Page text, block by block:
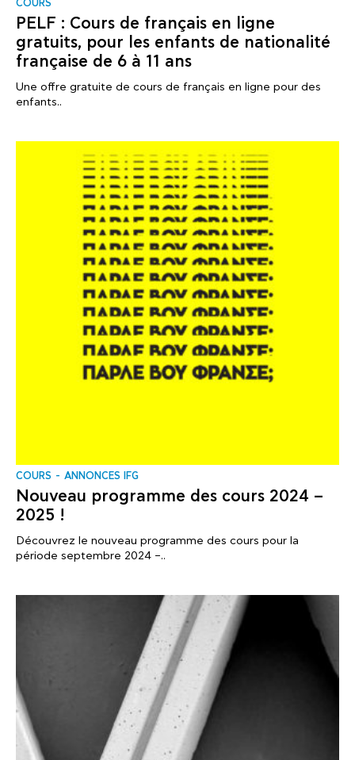
COURS
PELF : Cours de français en ligne
gratuits, pour les enfants de nationalité
française de 6 à 11 ans
Une offre gratuite de cours de français en ligne pour des
enfants..
COURS ANNONCES IFG
Nouveau programme des cours 2024 –
2025 !
Découvrez le nouveau programme des cours pour la
période septembre 2024 –..